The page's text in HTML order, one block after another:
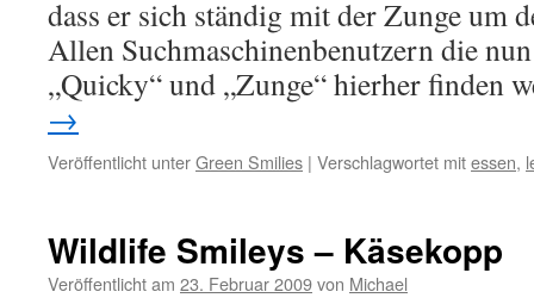
dass er sich ständig mit der Zunge um
Allen Suchmaschinenbenutzern die
„Quicky“ und „Zunge“ hierher finden
→
Veröffentlicht unterGreen Smilies | Verschlagwortet mitessen,
Wildlife Smileys – Käsekopp
Veröffentlicht am 23. Februar 2009von Michael